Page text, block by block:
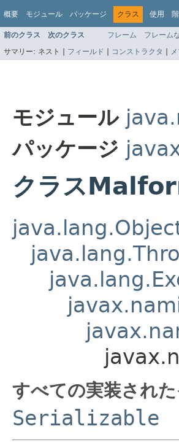
概要 モジュール パッケージ クラス 使用
前のクラス 次のクラス フレーム フレーム
サマリー: ネスト | フィールド | コンストラクタ |
モジュール
パッケージ
クラス
すべての実装され
Serializable